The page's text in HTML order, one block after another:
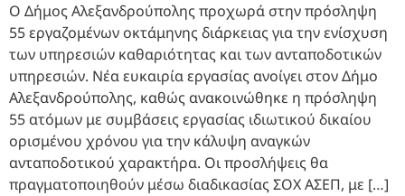
Ο Δήμος Αλεξανδρούπολης προχωρά στην πρόσληψη
55 εργαζομένων οκτάμηνης διάρκειας για την ενίσχυση
των υπηρεσιών καθαριότητας και των ανταποδοτικών
υπηρεσιών. Νέα ευκαιρία εργασίας ανοίγει στον Δήμο
Αλεξανδρούπολης, καθώς ανακοινώθηκε η πρόσληψη
55 ατόμων με συμβάσεις εργασίας ιδιωτικού δικαίου
ορισμένου χρόνου για την κάλυψη αναγκών
ανταποδοτικού χαρακτήρα. Οι προσλήψεις θα
πραγματοποιηθούν μέσω διαδικασίας ΣΟΧ ΑΣΕΠ, με […]